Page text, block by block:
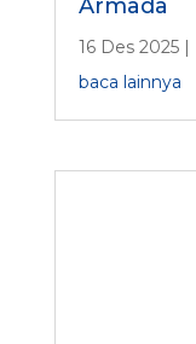
Armada
16 Des 2025|
baca lainnya